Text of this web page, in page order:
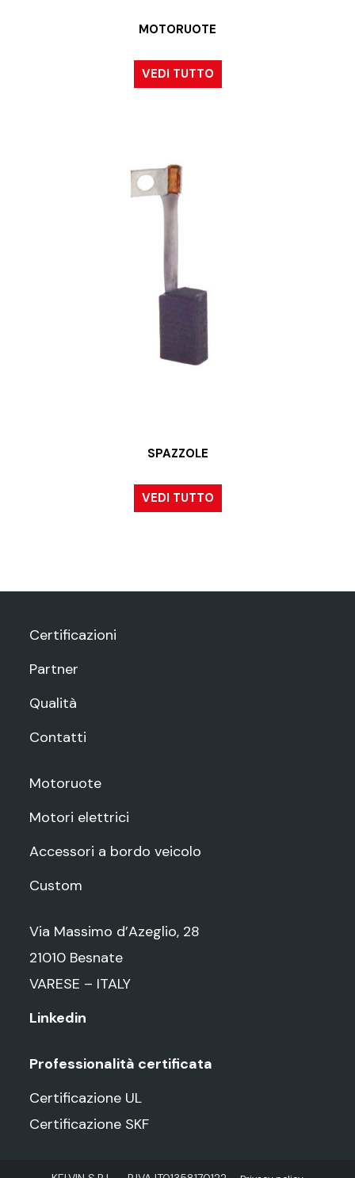
MOTORUOTE
VEDI TUTTO
SPAZZOLE
VEDI TUTTO
Certificazioni
Partner
Qualità
Contatti
Motoruote
Motori elettrici
Accessori a bordo veicolo
Custom
Via Massimo d’Azeglio, 28
21010 Besnate
VARESE – ITALY
Linkedin
Professionalità certificata
Certificazione UL
Certificazione SKF